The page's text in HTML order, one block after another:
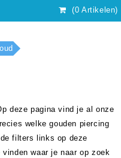
(0 Artikelen)
deze pagina vind je al onze
welke gouden piercing
filters links op deze
waar je naar op zoek